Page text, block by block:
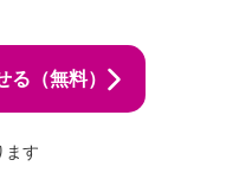
る（無料）
ます